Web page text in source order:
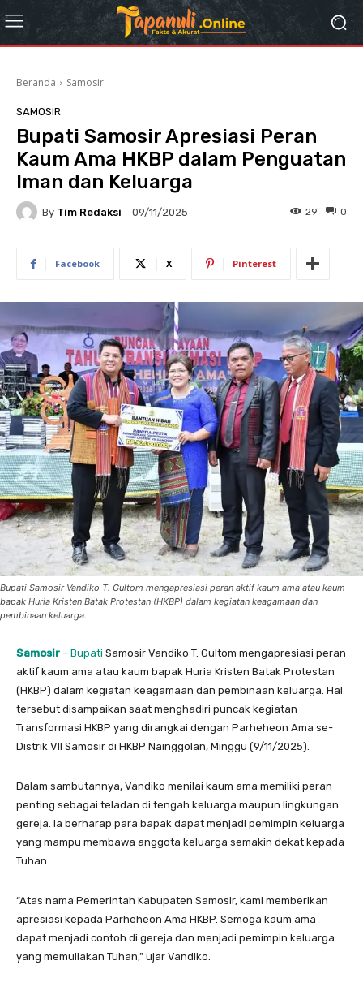
Beranda Samosir
SAMOSIR
Bupati Samosir Apresiasi Peran
Kaum Ama HKBP dalam Penguatan
Iman dan Keluarga
By Tim Redaksi 09/11/2025 0
29
Facebook X Pinterest
Bupati Samosir Vandiko T. Gultom mengapresiasi peran aktif kaum ama atau kaum
bapak Huria Kristen Batak Protestan (HKBP) dalam kegiatan keagamaan dan
pembinaan keluarga.
Samosir – Bupati Samosir Vandiko T. Gultom mengapresiasi peran
aktif kaum ama atau kaum bapak Huria Kristen Batak Protestan
(HKBP) dalam kegiatan keagamaan dan pembinaan keluarga. Hal
tersebut disampaikan saat menghadiri puncak kegiatan
Transformasi HKBP yang dirangkai dengan Parheheon Ama se-
Distrik VII Samosir di HKBP Nainggolan, Minggu (9/11/2025).
Dalam sambutannya, Vandiko menilai kaum ama memiliki peran
penting sebagai teladan di tengah keluarga maupun lingkungan
gereja. Ia berharap para bapak dapat menjadi pemimpin keluarga
yang mampu membawa anggota keluarga semakin dekat kepada
Tuhan.
“Atas nama Pemerintah Kabupaten Samosir, kami memberikan
apresiasi kepada Parheheon Ama HKBP. Semoga kaum ama
dapat menjadi contoh di gereja dan menjadi pemimpin keluarga
yang memuliakan Tuhan,” ujar Vandiko.